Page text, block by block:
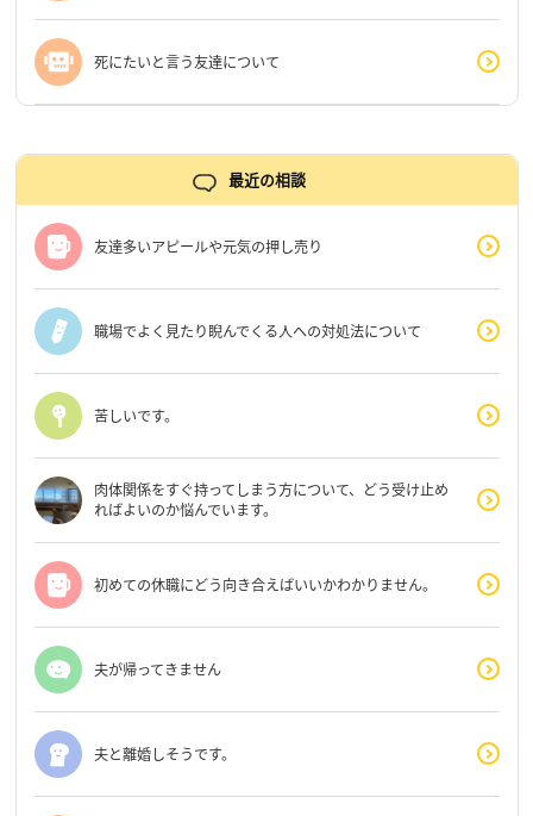
死にたいと言う友達について
最近の相談
友達多いアピールや元気の押し売り
職場でよく見たり睨んでくる人への対処法について
苦しいです。
肉体関係をすぐ持ってしまう方について、どう受け止め
ればよいのか悩んでいます。
初めての休職にどう向き合えばいいかわかりません。
夫が帰ってきません
夫と離婚しそうです。